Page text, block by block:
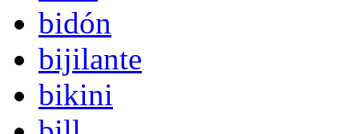
bidón
bijilante
bikini